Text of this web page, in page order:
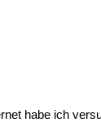
habe ich